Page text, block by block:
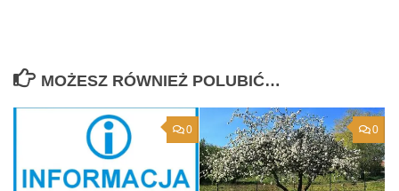
MOŻESZ RÓWNIEŻ POLUBIĆ…
0 0